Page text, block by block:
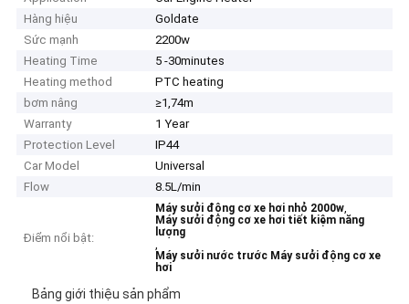
Hàng hiệu
Goldate
Sức mạnh
2200w
Heating Time
5 -30minutes
Heating method
PTC heating
bơm nâng
≥1,74m
Warranty
1 Year
Protection Level
IP44
Car Model
Universal
Flow
8.5L/min
Điểm nổi bật:
Máy sưởi động cơ xe hơi nhỏ 2000w,
Máy sưởi động cơ xe hơi tiết kiệm năng
lượng
,
Máy sưởi nước trước Máy sưởi động cơ xe
hơi
Bảng giới thiệu sản phẩm